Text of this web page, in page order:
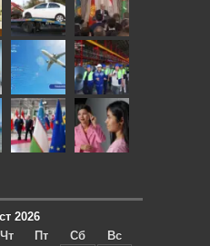
2026
Чт Пт Сб
Вс